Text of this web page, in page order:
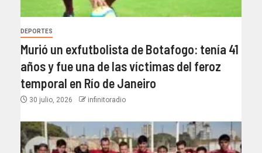
DEPORTES
Murió un exfutbolista de Botafogo: tenía 41
años y fue una de las víctimas del feroz
temporal en Río de Janeiro
30 julio, 2026 infinitoradio